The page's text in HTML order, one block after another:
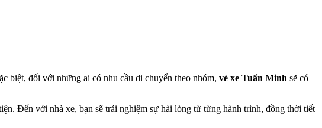
biệt, đối với những ai có nhu cầu di chuyển theo nhóm, vé xe Tuấn Minh sẽ có
Đến với nhà xe, bạn sẽ trải nghiệm sự hài lòng từ từng hành trình, đồng thời tiết